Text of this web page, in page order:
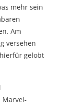
mehr sein
Am
versehen
gelobt